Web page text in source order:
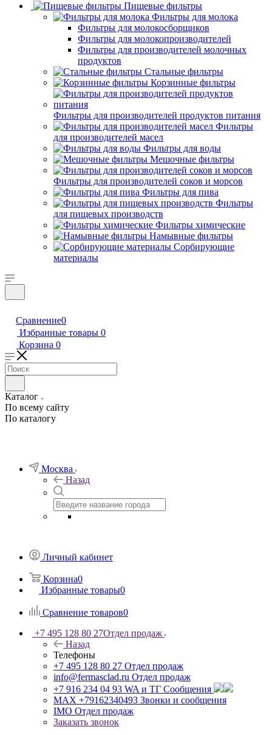
Пищевые фильтры
Фильтры для молока
Фильтры для молокосборщиков
Фильтры для молокопроизводителей
Фильтры для производителей молочных
продуктов
Стальные фильтры
Корзинные фильтры
Фильтры для производителей продуктов питания
Фильтры
для производителей масел
Фильтры для воды
Мешочные фильтры
Фильтры для производителей соков и морсов
Фильтры для пива
Фильтры
для пищевых производств
Фильтры химические
Намывные фильтры
Сорбирующие
материалы
Сравнение0
Избранные товары 0
Корзина 0
Каталог
По всему сайту
По каталогу
Москва
Назад
Личный кабинет
Корзина0
Избранные товары0
Сравнение товаров0
+7 495 128 80 27Отдел продаж
Назад
Телефоны
+7 495 128 80 27 Отдел продаж
info@fermasclad.ru Отдел продаж
+7 916 234 04 93 WA и ТГ Сообщения
MAX +79162340493 Звонки и сообщения
IMO Отдел продаж
Заказать звонок